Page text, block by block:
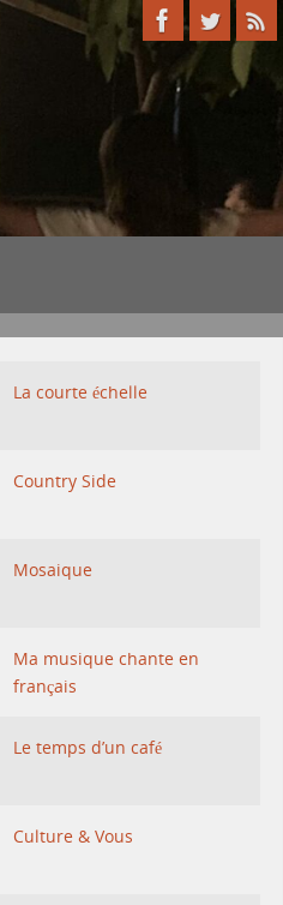
La courte échelle
Country Side
Mosaique
Ma musique chante en
français
Le temps d’un café
Culture & Vous